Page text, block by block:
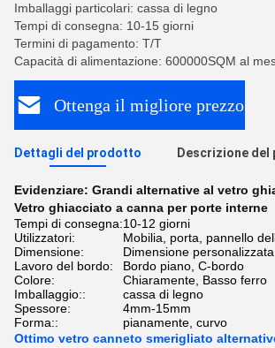
Imballaggi particolari: cassa di legno
Tempi di consegna: 10-15 giorni
Termini di pagamento: T/T
Capacità di alimentazione: 600000SQM al
Ottenga il migliore prezzo
Dettagli del prodotto Descrizione
Evidenziare: Grandi alternative al vetro
Vetro ghiacciato a canna per porte interne
Tempi di consegna:10-12 giorni
Utilizzatori:
Mobilia, porta, pannello
Dimensione:
Dimensione personalizzata
Lavoro del bordo:
Bordo piano, C-bordo
Colore:
Chiaramente, Basso ferro
Imballaggio::
cassa di legno
Spessore:
4mm-15mm
Forma::
pianamente, curvo
Ottimo vetro canneto smerigliato